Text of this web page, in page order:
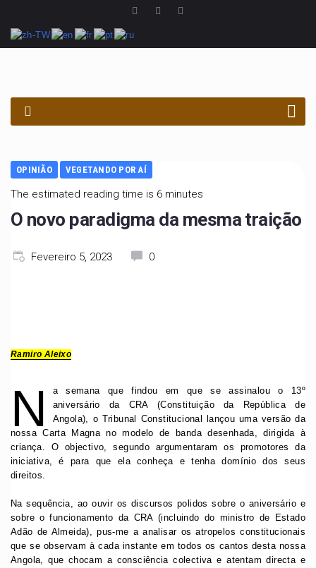
OPINIÃO VEGETANDO POR AÍ
The estimated reading time is 6 minutes
O novo paradigma da mesma traição
Fevereiro 5, 2023 0
Ramiro Aleixo
N
a semana que findou em que se assinalou o 13º
aniversário da CRA (Constituição da República de
Angola), o Tribunal Constitucional lançou uma versão da
nossa Carta Magna no modelo de banda desenhada, dirigida à
criança. O objectivo, segundo argumentaram os promotores da
iniciativa, é para que ela conheça e tenha domínio dos seus
direitos.
Na sequência, ao ouvir os discursos polidos sobre o aniversário e
sobre o funcionamento da CRA (incluindo do ministro de Estado
Adão de Almeida), pus-me a analisar os atropelos constitucionais
que se observam à cada instante em todos os cantos desta nossa
Angola, que chocam a consciência colectiva e atentam directa e
PROCURAR